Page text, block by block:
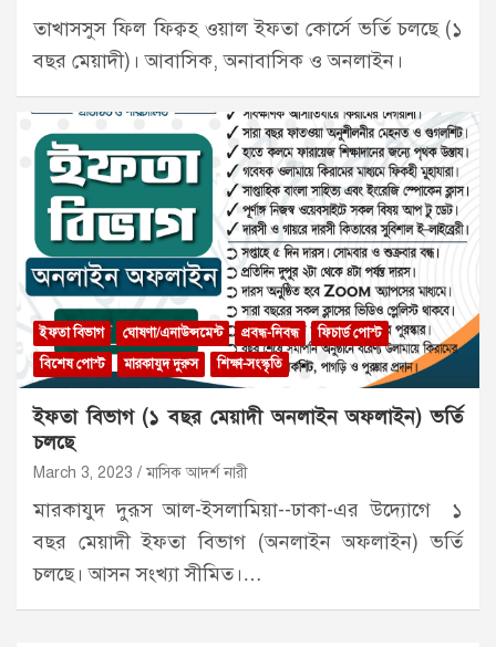
তাখাসসুস ফিল ফিক্বহ ওয়াল ইফতা কোর্সে ভর্তি চলছে (১
বছর মেয়াদী)। আবাসিক, অনাবাসিক ও অনলাইন।
ইফতা বিভাগ ঘোষণা/এনাউন্সমেন্ট প্রবন্ধ-নিবন্ধ
ফিচার্ড পোস্ট
বিশেষ পোস্ট
মারকাযুদ দুরুস শিক্ষা-সংস্কৃতি
ইফতা বিভাগ (১ বছর মেয়াদী অনলাইন অফলাইন) ভর্তি
চলছে
March 3, 2023 মাসিক আদর্শ নারী
মারকাযুদ দুরূস আল-ইসলামিয়া--ঢাকা-এর উদ্যোগে ১
বছর মেয়াদী ইফতা বিভাগ (অনলাইন অফলাইন) ভর্তি
চলছে। আসন সংখ্যা সীমিত।…